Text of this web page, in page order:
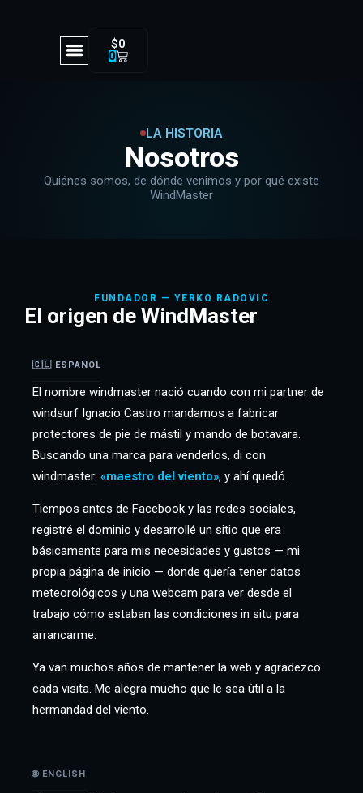
$0
0
LA HISTORIA
Nosotros
Quiénes somos, de dónde venimos y por qué existe
WindMaster
FUNDADOR — YERKO RADOVIC
El origen de WindMaster
🇨🇱 ESPAÑOL
El nombre windmaster nació cuando con mi partner de
windsurf Ignacio Castro mandamos a fabricar
protectores de pie de mástil y mando de botavara.
Buscando una marca para venderlos, di con
windmaster: «maestro del viento», y ahí quedó.
Tiempos antes de Facebook y las redes sociales,
registré el dominio y desarrollé un sitio que era
básicamente para mis necesidades y gustos — mi
propia página de inicio — donde quería tener datos
meteorológicos y una webcam para ver desde el
trabajo cómo estaban las condiciones in situ para
arrancarme.
Ya van muchos años de mantener la web y agradezco
cada visita. Me alegra mucho que le sea útil a la
hermandad del viento.
🌐 ENGLISH